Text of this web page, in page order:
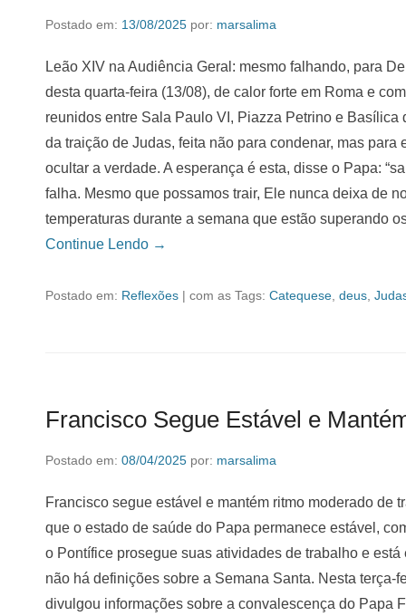
Postado em: 13/08/2025 por: marsalima
Leão XIV na Audiência Geral: mesmo falhando, para
desta quarta-feira (13/08), de calor forte em Roma e
reunidos entre Sala Paulo VI, Piazza Petrino e
da traição de Judas, feita não para condenar, mas
ocultar a verdade. A esperança é esta, disse o Papa:
falha. Mesmo que possamos trair, Ele nunca deixa de
temperaturas durante a semana que estão superando
Continue Lendo →
Postado em: Reflexões | com as Tags: Catequese deus
Francisco Segue Estável e
Postado em: 08/04/2025 por: marsalima
Francisco segue estável e mantém ritmo moderado de
que o estado de saúde do Papa permanece estável,
o Pontífice prosegue suas atividades de trabalho e
não há definições sobre a Semana Santa. Nesta terça-
divulgou informações sobre a convalescença do Papa